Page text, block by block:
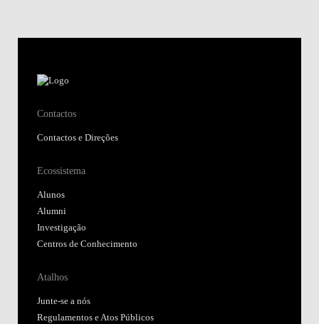
Contactos
Contactos e Direções
Ecossistema
Alunos
Alumni
Investigação
Centros de Conhecimento
Atalhos
Junte-se a nós
Regulamentos e Atos Públicos